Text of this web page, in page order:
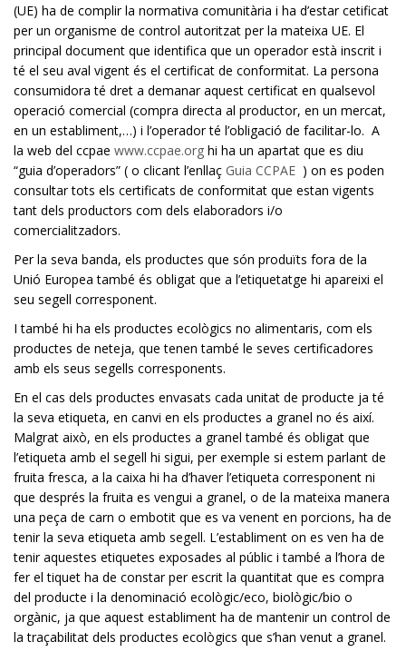
(UE) ha de complir la normativa comunitària i ha d’estar cetificat
per un organisme de control autoritzat per la mateixa UE. El
principal document que identifica que un operador està inscrit i
té el seu aval vigent és el certificat de conformitat. La persona
consumidora té dret a demanar aquest certificat en qualsevol
operació comercial (compra directa al productor, en un mercat,
en un establiment,…) i l’operador té l’obligació de facilitar-lo. A
la web del ccpae www.ccpae.org hi ha un apartat que es diu
“guia d’operadors” ( o clicant l’enllaç Guia CCPAE ) on es poden
consultar tots els certificats de conformitat que estan vigents
tant dels productors com dels elaboradors i/o
comercialitzadors.
Per la seva banda, els productes que són produïts fora de la
Unió Europea també és obligat que a l’etiquetatge hi apareixi el
seu segell corresponent.
I també hi ha els productes ecològics no alimentaris, com els
productes de neteja, que tenen també le seves certificadores
amb els seus segells corresponents.
En el cas dels productes envasats cada unitat de producte ja té
la seva etiqueta, en canvi en els productes a granel no és així.
Malgrat això, en els productes a granel també és obligat que
l’etiqueta amb el segell hi sigui, per exemple si estem parlant de
fruita fresca, a la caixa hi ha d’haver l’etiqueta corresponent ni
que després la fruita es vengui a granel, o de la mateixa manera
una peça de carn o embotit que es va venent en porcions, ha de
tenir la seva etiqueta amb segell. L’establiment on es ven ha de
tenir aquestes etiquetes exposades al públic i també a l’hora de
fer el tiquet ha de constar per escrit la quantitat que es compra
del producte i la denominació ecològic/eco, biològic/bio o
orgànic, ja que aquest establiment ha de mantenir un control de
la traçabilitat dels productes ecològics que s’han venut a granel.